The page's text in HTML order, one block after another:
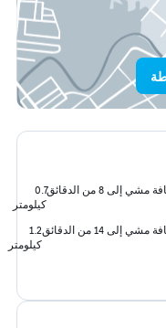
إلى 8 من الدقائق
0.7
كيلومتر
إلى 14 من الدقائق
1.2
كيلومتر